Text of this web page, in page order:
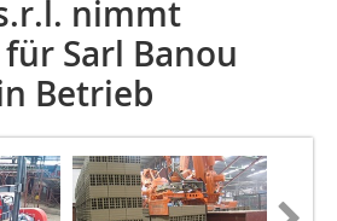
nimmt
Sarl Banou
Betrieb